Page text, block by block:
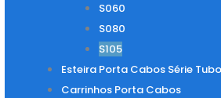
S060
S080
S105
Esteira Porta Cabos Série Tubo
Carrinhos Porta Cabos